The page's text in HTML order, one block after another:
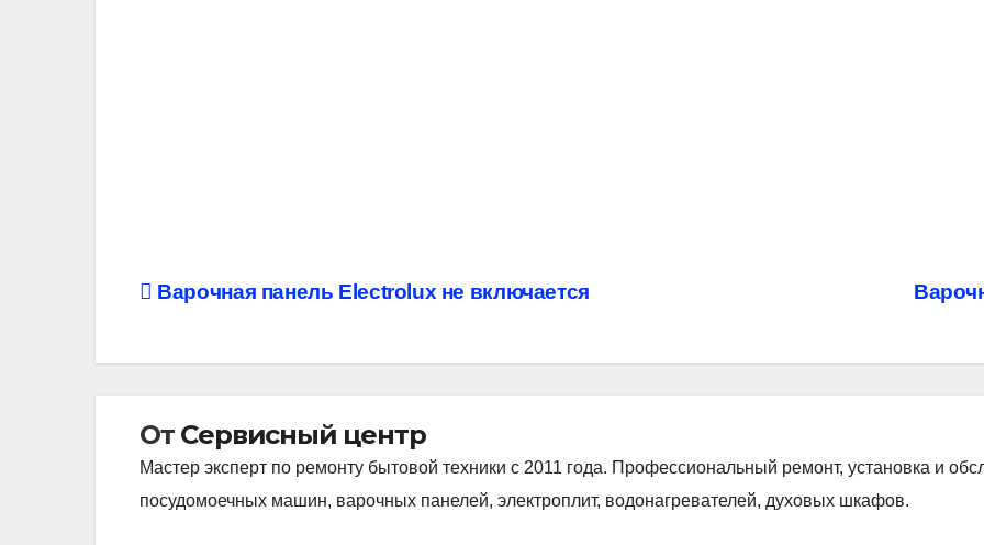
Навигация
Варочная панель Electrolux не включается
От Сервисный центр
Мастер эксперт по ремонту бытовой техники с 2011 года. Профессиональный ремонт, установка и
посудомоечных машин, варочных панелей, электроплит, водонагревателей, духовых шкафов.